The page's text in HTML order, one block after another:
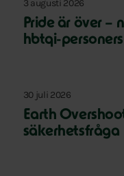
3 augusti 2026
Pride är över –
hbtqi-
30 juli 2026
Earth
säkerhetsfråga